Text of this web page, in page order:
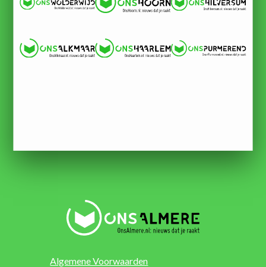
Algemene Voorwaarden